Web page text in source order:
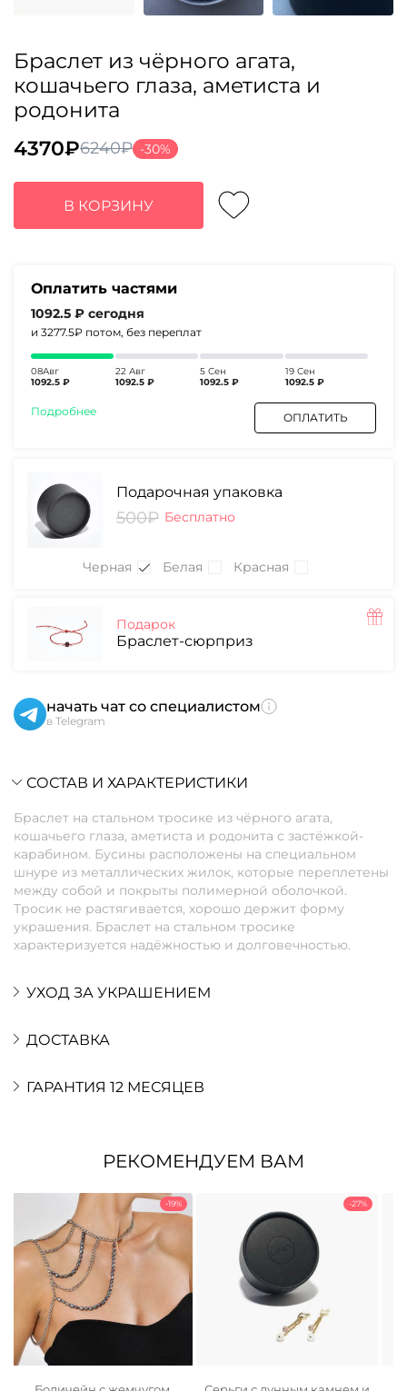
Браслет из чёрного агата,
кошачьего глаза, аметиста и
родонита
6240₽
Первоначальная
цена
составляла
6240₽.
4370₽
Текущая
цена:
4370₽.
-30%
В КОРЗИНУ
Оплатить частями
1092.5 ₽ сегодня
и 3277.5₽ потом, без переплат
08Авг
1092.5 ₽
22 Авг
1092.5 ₽
5 Сен
1092.5 ₽
19 Сен
1092.5 ₽
Подробнее ОПЛАТИТЬ
Подарочная упаковка
500₽ Бесплатно
Черная Белая Красная
Подарок
Браслет-сюрприз
начать чат со специалистом
в Telegram
СОСТАВ И ХАРАКТЕРИСТИКИ
Браслет на стальном тросике из чёрного агата,
кошачьего глаза, аметиста и родонита с застёжкой-
карабином. Бусины расположены на специальном
шнуре из металлических жилок, которые переплетены
между собой и покрыты полимерной оболочкой.
Тросик не растягивается, хорошо держит форму
украшения. Браслет на стальном тросике
характеризуется надёжностью и долговечностью.
УХОД ЗА УКРАШЕНИЕМ
ДОСТАВКА
ГАРАНТИЯ 12 МЕСЯЦЕВ
РЕКОМЕНДУЕМ ВАМ
-19% -27%